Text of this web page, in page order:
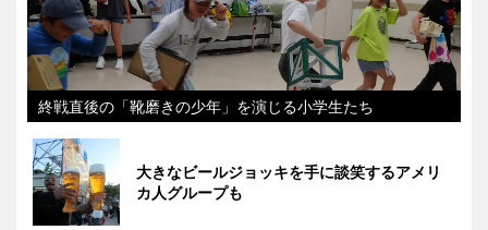
終戦直後の「靴磨きの少年」を演じる小学生たち
大きなビールジョッキを手に談笑するアメリ
カ人グループも